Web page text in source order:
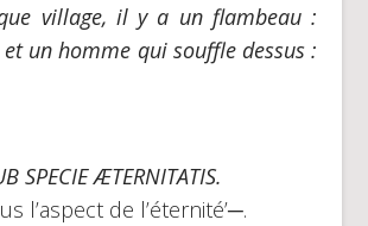
village, il y a un flambeau :
un homme qui souffle dessus :
SPECIE ÆTERNITATIS.
l’aspect de l’éternité’─.